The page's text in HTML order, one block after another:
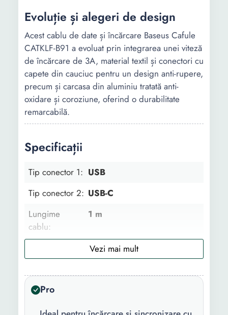
Evoluție și alegeri de design
Acest cablu de date și încărcare Baseus Cafule
CATKLF-B91 a evoluat prin integrarea unei viteză
de încărcare de 3A, material textil și conectori cu
capete din cauciuc pentru un design anti-rupere,
precum și carcasa din aluminiu tratată anti-
oxidare și coroziune, oferind o durabilitate
remarcabilă.
Specificații
Tip conector 1: USB
Tip conector 2: USB-C
Lungime
cablu:
1 m
Rosu Negru
Pro